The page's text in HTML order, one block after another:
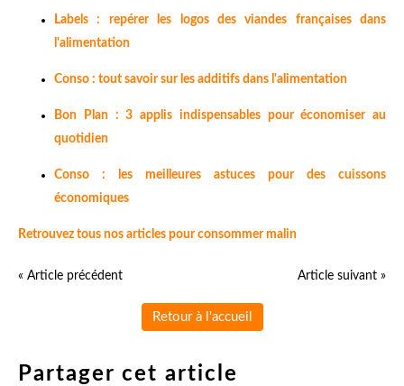
Labels : repérer les logos des viandes françaises dans
l'alimentation
Conso : tout savoir sur les additifs dans l'alimentation
Bon Plan : 3 applis indispensables pour économiser au
quotidien
Conso : les meilleures astuces pour des cuissons
économiques
Retrouvez tous nos articles pour consommer malin
« Article précédent Article suivant »
Retour à l'accueil
Partager cet article